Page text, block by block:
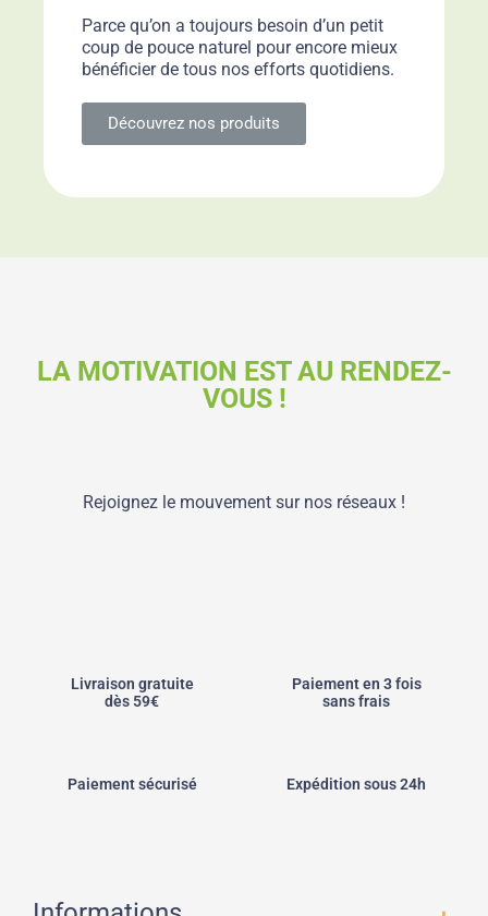
Parce qu’on a toujours besoin d’un petit
coup de pouce naturel pour encore mieux
bénéficier de tous nos efforts quotidiens.
Découvrez nos produits
LA MOTIVATION EST AU RENDEZ-
VOUS !
Rejoignez le mouvement sur nos réseaux !
Livraison gratuite
dès 59€
Paiement en 3 fois
sans frais
Paiement sécurisé Expédition sous 24h